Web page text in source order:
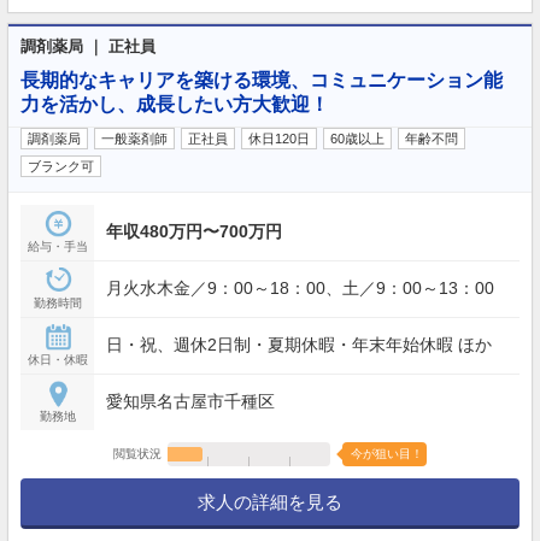
調剤薬局 ｜ 正社員
長期的なキャリアを築ける環境、コミュニケーション能
力を活かし、成長したい方大歓迎！
調剤薬局 一般薬剤師 正社員 休日120日 60歳以上
年齢不問
ブランク可
給与・手当
年収480万円〜700万円
勤務時間
月火水木金／9：00～18：00、土／9：00～13：00
休日・休暇
日・祝、週休2日制・夏期休暇・年末年始休暇 ほか
勤務地
愛知県名古屋市千種区
閲覧状況 今が狙い目！
求人の詳細を見る